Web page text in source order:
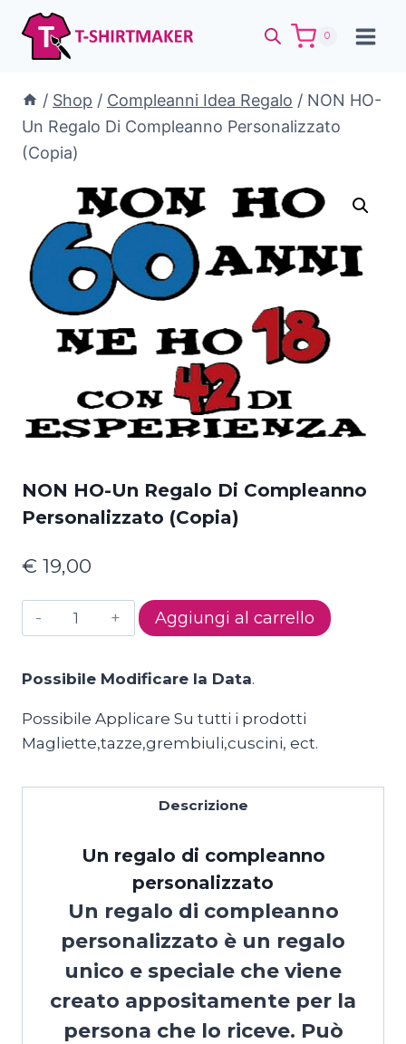
Salta
contenuto
0
/ Shop / Compleanni Idea Regalo / NON HO-
Un Regalo Di Compleanno Personalizzato
(Copia)
NON HO-Un Regalo Di Compleanno
Personalizzato (Copia)
€ 19,00
NON
HO-
regalo
di
compleanno
(Copia)
Aggiungi al carrello
Possibile Modificare la Data.
Possibile Applicare Su tutti i prodotti
Magliette,tazze,grembiuli,cuscini, ect.
Descrizione
Un regalo di compleanno
personalizzato
Un regalo di compleanno
personalizzato è un regalo
unico e speciale che viene
creato appositamente per la
persona che lo riceve. Può